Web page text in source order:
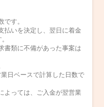
す。
払いを決定し、翌日に着金
書類に不備があった事案は
日ベースで計算した日数で
よっては、ご入金が翌営業